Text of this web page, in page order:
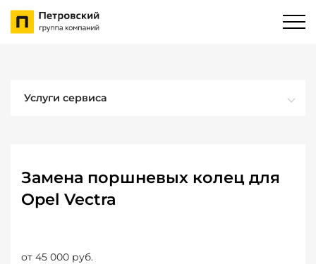
Услуги сервиса
Замена поршневых колец для
Opel Vectra
от 45 000 руб.